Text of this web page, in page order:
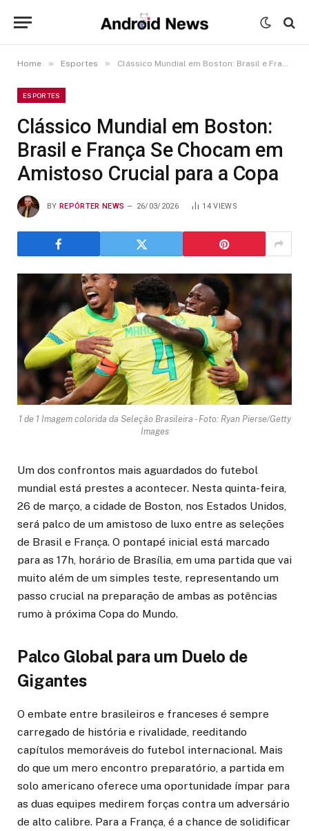
Home » Esportes » Clássico Mundial em Boston: Brasil e França Se Chocam em Amistoso Crucial para a Copa
ESPORTES
Clássico Mundial em Boston:
Brasil e França Se Chocam em
Amistoso Crucial para a Copa
BY REPÓRTER NEWS 26/03/2026 14VIEWS
1 de 1 Imagem colorida da Seleção Brasileira - Foto: Ryan Pierse/Getty
Images
Um dos confrontos mais aguardados do futebol
mundial está prestes a acontecer. Nesta quinta-feira,
26 de março, a cidade de Boston, nos Estados Unidos,
será palco de um amistoso de luxo entre as seleções
de Brasil e França. O pontapé inicial está marcado
para as 17h, horário de Brasília, em uma partida que vai
muito além de um simples teste, representando um
passo crucial na preparação de ambas as potências
rumo à próxima Copa do Mundo.
Palco Global para um Duelo de
Gigantes
O embate entre brasileiros e franceses é sempre
carregado de história e rivalidade, reeditando
capítulos memoráveis do futebol internacional. Mais
do que um mero encontro preparatório, a partida em
solo americano oferece uma oportunidade ímpar para
as duas equipes medirem forças contra um adversário
de alto calibre. Para a França, é a chance de solidificar